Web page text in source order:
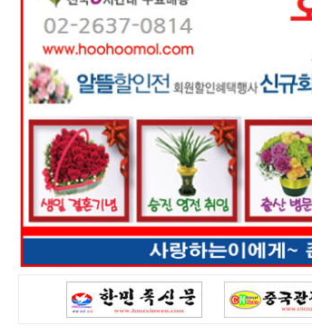
돔
클
럽
DOMCLUB.top
신
이
트